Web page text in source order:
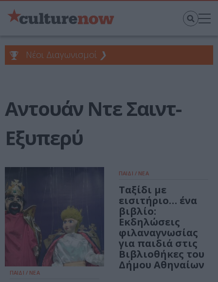
Νέοι Διαγωνισμοί ❯
Αντουάν Ντε Σαιντ-
Εξυπερύ
ΠΑΙΔΙ / ΝΕΑ
ΠΑΙΔΙ / ΝΕΑ
Ταξίδι με
εισιτήριο… ένα
βιβλίο:
Εκδηλώσεις
φιλαναγνωσίας
για παιδιά στις
Βιβλιοθήκες του
Δήμου Αθηναίων